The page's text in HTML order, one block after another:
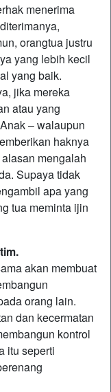
menerima
orangtua justru
yang lebih kecil
yang baik.
jika mereka
atau yang
– walaupun
haknya
mengalah
Supaya tidak
apa yang
tua meminta ijin
akan membuat
orang lain.
dan kecermatan
kontrol
itu seperti